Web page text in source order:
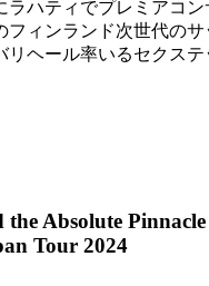
ラハティでプレミアコ
フィンランド次世代のサ
リヘール率いるセクステ
the Absolute
Tour 2024